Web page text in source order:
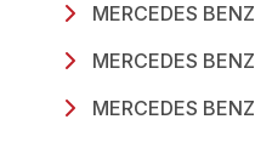
MERCEDES BENZ
MERCEDES BENZ
MERCEDES BENZ